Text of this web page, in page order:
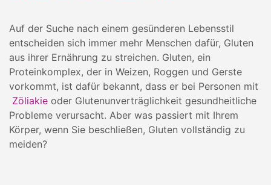
Auf der Suche nach einem gesünderen Lebensstil
entscheiden sich immer mehr Menschen dafür, Gluten
aus ihrer Ernährung zu streichen. Gluten, ein
Proteinkomplex, der in Weizen, Roggen und Gerste
vorkommt, ist dafür bekannt, dass er bei Personen mit
Zöliakie oder Glutenunverträglichkeit gesundheitliche
Probleme verursacht. Aber was passiert mit Ihrem
Körper, wenn Sie beschließen, Gluten vollständig zu
meiden?